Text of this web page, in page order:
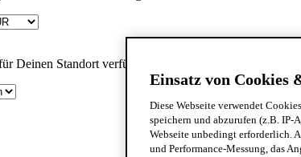
Deinen Standort verfügbar:
Einsatz von Cookies
Diese Webseite verwendet
speichern und abzurufen (z.B. IP-
Webseite unbedingt erforderlich.
und Performance-Messung, das